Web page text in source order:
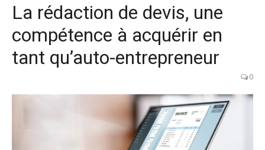
La rédaction de devis, une
compétence à acquérir en
tant qu’auto-entrepreneur
0